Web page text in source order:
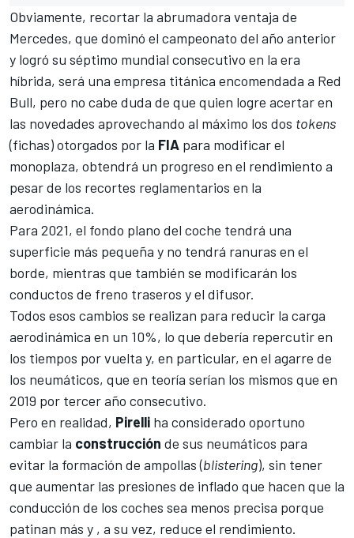
Obviamente, recortar la abrumadora ventaja de
Mercedes, que dominó el campeonato del año anterior
y logró su séptimo mundial consecutivo en la era
híbrida, será una empresa titánica encomendada a Red
Bull, pero no cabe duda de que quien logre acertar en
las novedades aprovechando al máximo los dos tokens
(fichas)otorgados por la FIA para modificar el
monoplaza, obtendrá un progreso en el rendimiento a
pesar de los recortes reglamentarios en la
aerodinámica.
Para 2021, el fondo plano del coche tendrá una
superficie más pequeña y no tendrá ranuras en el
borde, mientras que también se modificarán los
conductos de freno traseros y el difusor.
Todos esos cambios se realizan para reducir la carga
aerodinámica en un 10%, lo que debería repercutir en
los tiempos por vuelta y, en particular, en el agarre de
los neumáticos, que en teoría serían los mismos que en
2019 por tercer año consecutivo.
Pero en realidad, Pirelli ha considerado oportuno
cambiar la construcción de sus neumáticos para
evitar la formación de ampollas (blistering), sin tener
que aumentar las presiones de inflado que hacen que la
conducción de los coches sea menos precisa porque
patinan más y , a su vez, reduce el rendimiento.